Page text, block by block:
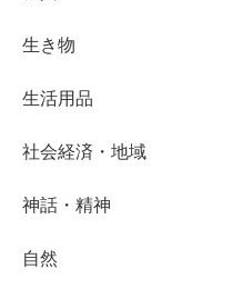
生き物
生活用品
社会経済・地域
神話・精神
自然